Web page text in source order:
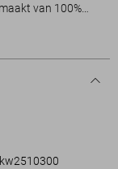
van 100%
comfortabel en
mouwen extra
weg plant, deze
zowel casual als iets
blijft de trui